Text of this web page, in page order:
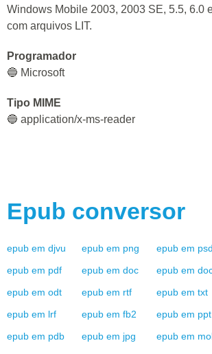
Windows Mobile 2003, 2003 SE, 5.5, 6.0
com arquivos LIT.
Programador
🔵 Microsoft
Tipo MIME
🔵 application/x-ms-reader
Epub conversor
epub em djvu epub em png epub em psd
epub em pdf epub em doc epub em
epub em odt epub em rtf epub em txt
epub em lrf epub em fb2 epub em ppt
epub em pdb epub em jpg epub em